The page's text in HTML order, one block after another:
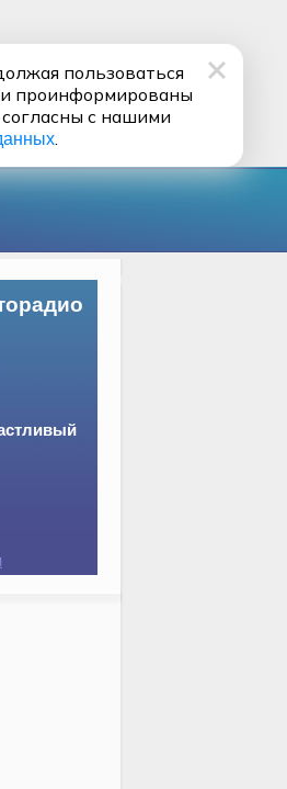
пользоваться
проинформированы
с нашими
.